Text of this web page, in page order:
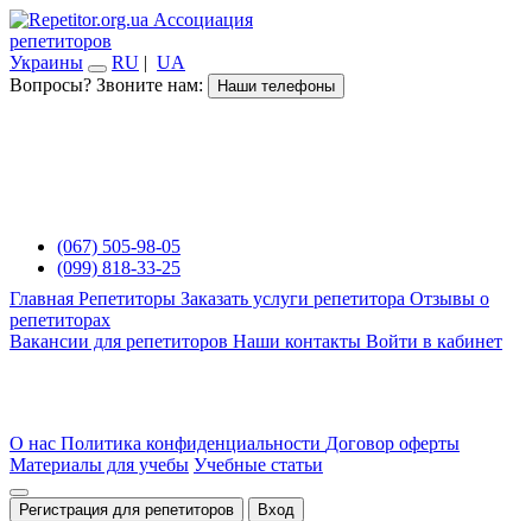
Ассоциация
репетиторов
Украины
RU | UA
Вопросы? Звоните нам:
Наши телефоны
(067) 505-98-05
(099) 818-33-25
Главная Репетиторы Заказать услуги репетитора Отзывы о
репетиторах
Вакансии для репетиторов Наши контакты Войти в кабинет
О нас Политика конфиденциальности Договор оферты
Материалы для учебы Учебные статьи
Регистрация для репетиторов Вход